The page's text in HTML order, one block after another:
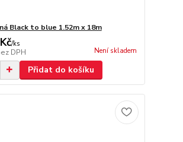
Black to blue 1.52m x 18m
/ks
DPH Není skladem
Přidat do košíku